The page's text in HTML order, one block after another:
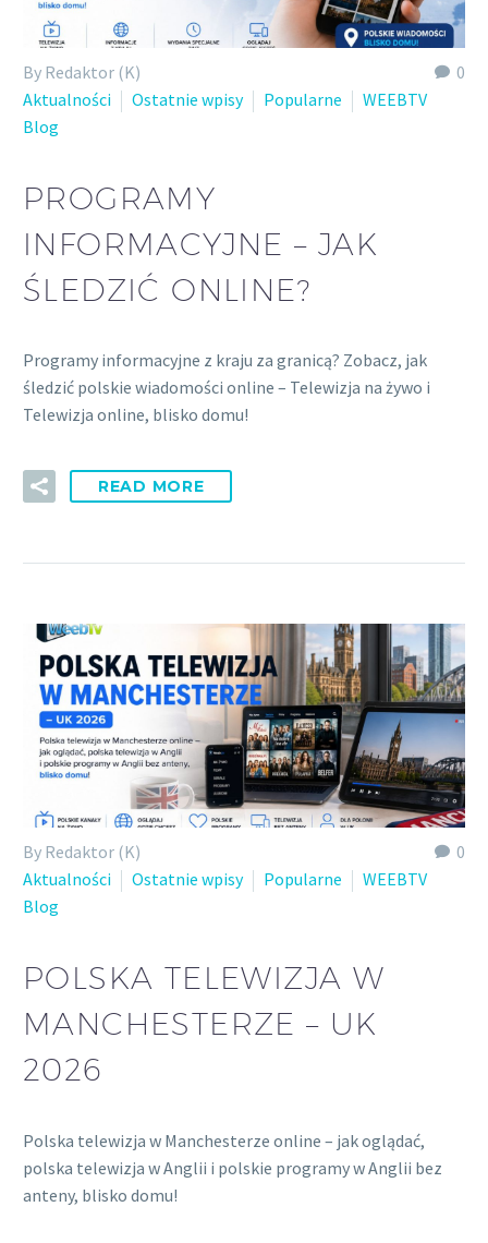
0
By Redaktor (K)
Aktualności
Ostatnie wpisy Popularne
WEEBTV
Blog
PROGRAMY
INFORMACYJNE – JAK
ŚLEDZIĆ ONLINE?
Programy informacyjne z kraju za granicą? Zobacz, jak
śledzić polskie wiadomości online – Telewizja na żywo i
Telewizja online, blisko domu!
READ MORE
0
By Redaktor (K)
Aktualności
Ostatnie wpisy Popularne
WEEBTV
Blog
POLSKA TELEWIZJA W
MANCHESTERZE – UK
2026
Polska telewizja w Manchesterze online – jak oglądać,
polska telewizja w Anglii i polskie programy w Anglii bez
anteny, blisko domu!